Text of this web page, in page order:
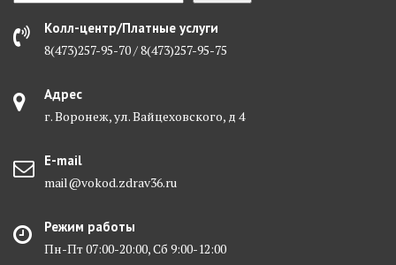
Колл-центр/Платные услуги
8(473)257-95-70 / 8(473)257-95-75
Адрес
г. Воронеж, ул. Вайцеховского, д 4
E-mail
mail@vokod.zdrav36.ru
Режим работы
Пн-Пт 07:00-20:00, Сб 9:00-12:00